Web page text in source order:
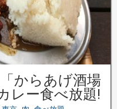
からあげ酒場
レー食べ放題!